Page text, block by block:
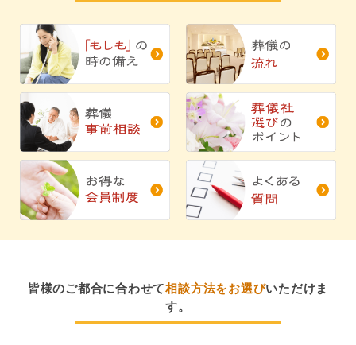
皆様のご都合に合わせて相談方法をお選びいただけま
す。